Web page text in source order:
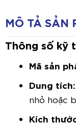
MÔ TẢ SẢN
Thông số kỹ
Mã sản
Dung tích:
nhỏ hoặc
Kích